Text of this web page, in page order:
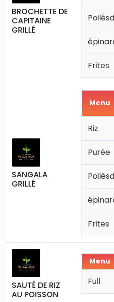
BROCHETTE DE
CAPITAINE
GRILLÉ
Frites
SANGALA
GRILLÉ
Menu
Riz
Purée
Frites
SAUTÉ DE RIZ
AU POISSON
Menu
Full